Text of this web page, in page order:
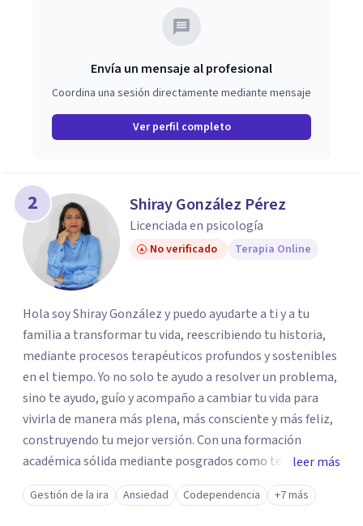
Envía un mensaje al profesional
Coordina una sesión directamente mediante mensaje
Ver perfil completo
2 Shiray González Pérez
Licenciada en psicología
No verificado Terapia Online
Hola soy Shiray González y puedo ayudarte a ti y a tu
familia a transformar tu vida, reescribiendo tu historia,
mediante procesos terapéuticos profundos y sostenibles
en el tiempo. Yo no solo te ayudo a resolver un problema,
sino te ayudo, guío y acompaño a cambiar tu vida para
vivirla de manera más plena, más consciente y más feliz,
construyendo tu mejor versión. Con una formación
académica sólida mediante posgrados como terapeuta
breve, familiar e infantil, así como con respaldo
profesional y experiencia clínica de más de 26 años y
leer más
Gestión de la ira Ansiedad Codependencia +7 más